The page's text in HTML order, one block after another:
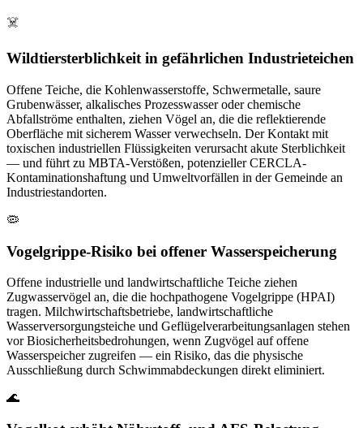
☠️
Wildtiersterblichkeit in gefährlichen Industrieteichen
Offene Teiche, die Kohlenwasserstoffe, Schwermetalle, saure
Grubenwässer, alkalisches Prozesswasser oder chemische
Abfallströme enthalten, ziehen Vögel an, die die reflektierende
Oberfläche mit sicherem Wasser verwechseln. Der Kontakt mit
toxischen industriellen Flüssigkeiten verursacht akute Sterblichkeit
— und führt zu MBTA-Verstößen, potenzieller CERCLA-
Kontaminationshaftung und Umweltvorfällen in der Gemeinde an
Industriestandorten.
🦠
Vogelgrippe-Risiko bei offener Wasserspeicherung
Offene industrielle und landwirtschaftliche Teiche ziehen
Zugwasservögel an, die die hochpathogene Vogelgrippe (HPAI)
tragen. Milchwirtschaftsbetriebe, landwirtschaftliche
Wasserversorgungsteiche und Geflügelverarbeitungsanlagen stehen
vor Biosicherheitsbedrohungen, wenn Zugvögel auf offene
Wasserspeicher zugreifen — ein Risiko, das die physische
Ausschließung durch Schwimmabdeckungen direkt eliminiert.
🌊